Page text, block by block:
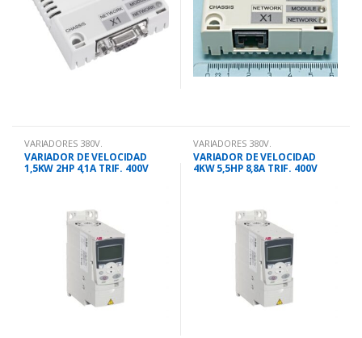
VARIADORES 380V.
VARIADOR DE VELOCIDAD
1,5KW 2HP 4,1A TRIF. 400V
VARIADORES 380V.
VARIADOR DE VELOCIDAD
4KW 5,5HP 8,8A TRIF. 400V